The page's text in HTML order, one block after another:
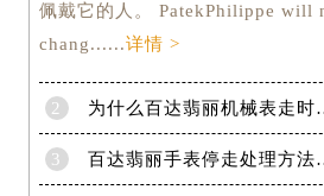
佩戴它的人。 PatekPhilippe will
chang......详情 >
2 为什么百达
3 百达翡丽手